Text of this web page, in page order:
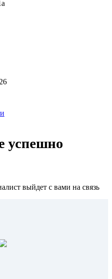
успешно
выйдет с вами на связь